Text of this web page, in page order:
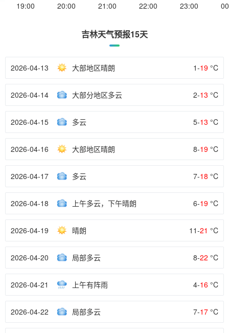
19:00 20:00 21:00 22:00 23:00
吉林天气预报15天
2026-04-13 大部地区晴朗 1-19 °C
2026-04-14 大部分地区多云 2-13 °C
2026-04-15 多云 5-13 °C
2026-04-16 大部地区晴朗 8-19 °C
2026-04-17 多云 7-18 °C
2026-04-18 上午多云，下午晴朗 6-19 °C
2026-04-19 晴朗 11-21 °C
2026-04-20 局部多云 8-22 °C
2026-04-21 上午有阵雨 4-16 °C
2026-04-22 局部多云 7-17 °C